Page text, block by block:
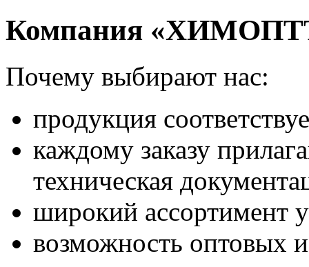
Компания
Почему выбирают нас:
продукция
каждому заказу
техническая
широкий ассортимент
возможность оптовых